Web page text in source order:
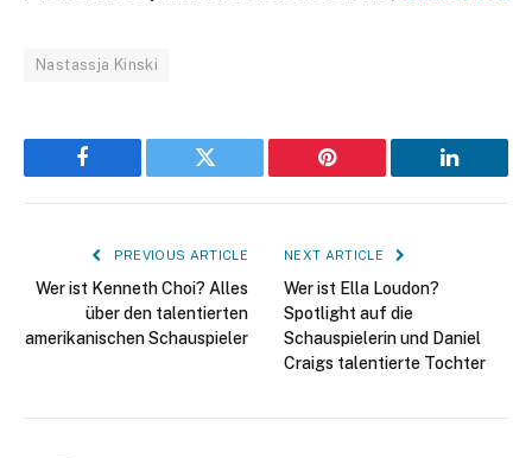
Nastassja Kinski
Facebook Twitter Pinterest LinkedIn
PREVIOUS ARTICLE
Wer ist Kenneth Choi? Alles
über den talentierten
amerikanischen Schauspieler
NEXT ARTICLE
Wer ist Ella Loudon?
Spotlight auf die
Schauspielerin und Daniel
Craigs talentierte Tochter